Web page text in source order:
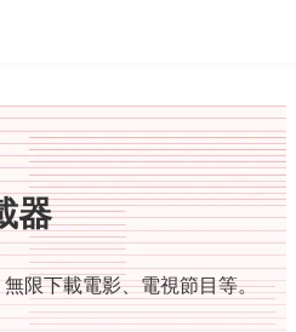
器
無限下載電影、電視節目等。